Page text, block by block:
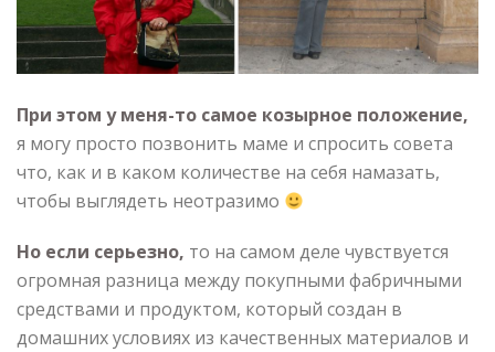
При этом у меня-то самое козырное положение,
я могу просто позвонить маме и спросить совета
что, как и в каком количестве на себя намазать,
чтобы выглядеть неотразимо
Но если серьезно, то на самом деле чувствуется
огромная разница между покупными фабричными
средствами и продуктом, который создан в
домашних условиях из качественных материалов и